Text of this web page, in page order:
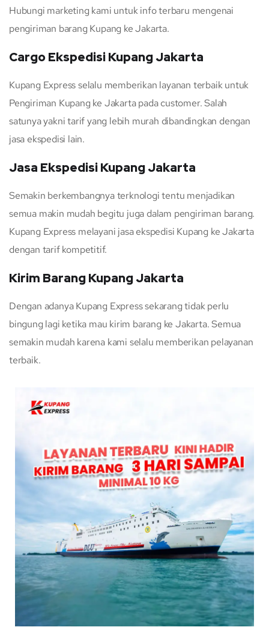
Hubungi marketing kami untuk info terbaru mengenai
pengiriman barang Kupang ke Jakarta.
Cargo Ekspedisi Kupang Jakarta
Kupang Express selalu memberikan layanan terbaik untuk
Pengiriman Kupang ke Jakarta pada customer. Salah
satunya yakni tarif yang lebih murah dibandingkan dengan
jasa ekspedisi lain.
Jasa Ekspedisi Kupang Jakarta
Semakin berkembangnya terknologi tentu menjadikan
semua makin mudah begitu juga dalam pengiriman barang.
Kupang Express melayani jasa ekspedisi Kupang ke Jakarta
dengan tarif kompetitif.
Kirim Barang Kupang Jakarta
Dengan adanya Kupang Express sekarang tidak perlu
bingung lagi ketika mau kirim barang ke Jakarta. Semua
semakin mudah karena kami selalu memberikan pelayanan
terbaik.